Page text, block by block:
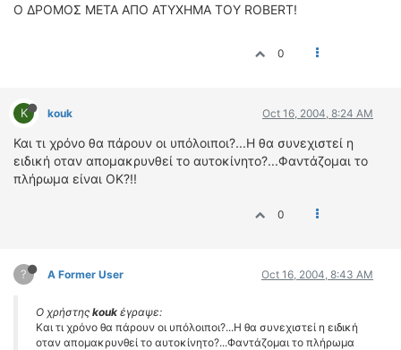
Ο ΔΡΟΜΟΣ ΜΕΤΑ ΑΠΟ ΑΤΥΧΗΜΑ ΤΟΥ ROBERT!
0
K kouk Oct 16, 2004, 8:24 AM
Και τι χρόνο θα πάρουν οι υπόλοιποι?...Η θα συνεχιστεί η
ειδική οταν απομακρυνθεί το αυτοκίνητο?...Φαντάζομαι το
πλήρωμα είναι ΟΚ?!!
0
? A Former User Oct 16, 2004, 8:43 AM
Ο χρήστης kouk έγραψε:
Και τι χρόνο θα πάρουν οι υπόλοιποι?...Η θα συνεχιστεί η ειδική
οταν απομακρυνθεί το αυτοκίνητο?...Φαντάζομαι το πλήρωμα